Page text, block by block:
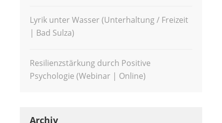
Lyrik unter Wasser (Unterhaltung / Freizeit
| Bad Sulza)
Resilienzstärkung durch Positive
Psychologie (Webinar | Online)
Archiv